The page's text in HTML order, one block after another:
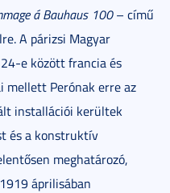
á Bauhaus 100– című
A párizsi Magyar
e között francia és
mellett Perónak erre az
installációi kerültek
és a konstruktív
meghatározó,
áprilisában